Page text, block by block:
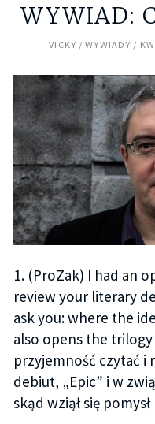
WYWIAD:
VICKY WYWIADY
1. (ProZak) I had an
review your literary
ask you: where the
also opens the trilogy
przyjemność czytać i
debiut, „Epic” i w
skąd wziął się